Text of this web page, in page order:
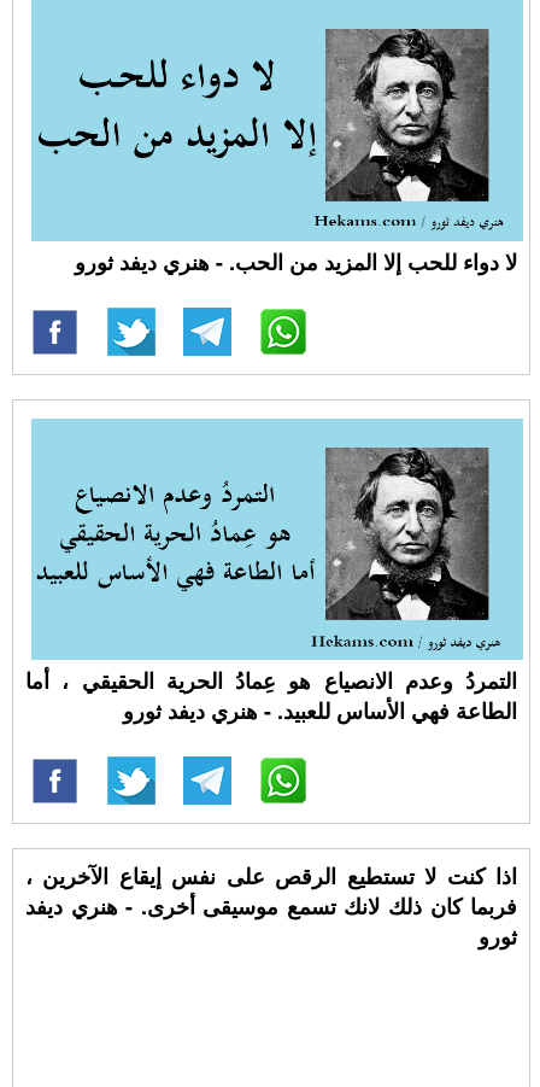
لا دواء للحب إلا المزيد من الحب. - هنري ديفد ثورو
التمردُ وعدم الانصياع هو عِمادُ الحرية الحقيقي ، أما
الطاعة فهي الأساس للعبيد. - هنري ديفد ثورو
اذا كنت لا تستطيع الرقص على نفس إيقاع الآخرين ،
فربما كان ذلك لانك تسمع موسيقى أخرى. - هنري ديفد
ثورو